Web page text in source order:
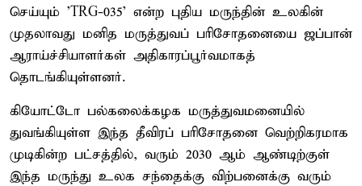
செய்யும் 'TRG-035' என்ற புதிய மருந்தின் உலகின்
முதலாவது மனித மருத்துவப் பரிசோதனையை ஜப்பான்
ஆராய்ச்சியாளர்கள் அதிகாரப்பூர்வமாகத்
தொடங்கியுள்ளனர்.
கியோட்டோ பல்கலைக்கழக மருத்துவமனையில்
துவங்கியுள்ள இந்த தீவிரப் பரிசோதனை வெற்றிகரமாக
முடிகின்ற பட்சத்தில், வரும் 2030 ஆம் ஆண்டிற்குள்
இந்த மருந்து உலக சந்தைக்கு விற்பனைக்கு வரும்